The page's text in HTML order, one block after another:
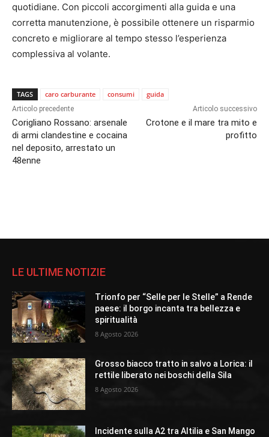
quotidiane. Con piccoli accorgimenti alla guida e una
corretta manutenzione, è possibile ottenere un risparmio
concreto e migliorare al tempo stesso l’esperienza
complessiva al volante.
TAGS caro carburante consumi guida
Articolo precedente
Corigliano Rossano: arsenale
di armi clandestine e cocaina
nel deposito, arrestato un
48enne
Articolo successivo
Crotone e il mare tra mito e
profitto
LE ULTIME NOTIZIE
Trionfo per “Selle per le Stelle” a Rende
paese: il borgo incanta tra bellezza e
spiritualità
8 Agosto 2026
Grosso biacco tratto in salvo a Lorica: il
rettile liberato nei boschi della Sila
8 Agosto 2026
Incidente sulla A2 tra Altilia e San Mango